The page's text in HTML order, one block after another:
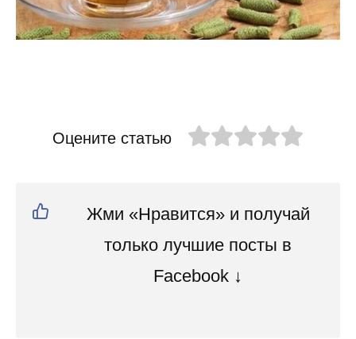
Оцените статью
Жми «Нравится» и получай
только лучшие посты в
Facebook ↓